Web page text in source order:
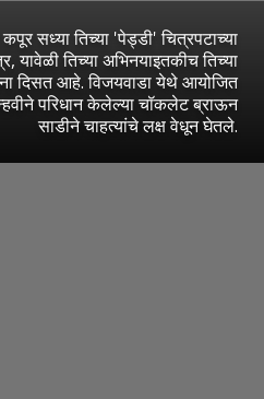
सध्या तिच्या 'पेड्डी' चित्रपटाच्या
यावेळी तिच्या अभिनयाइतकीच तिच्या
दिसत आहे. विजयवाडा येथे आयोजित
परिधान केलेल्या चॉकलेट ब्राऊन
साडीने चाहत्यांचे लक्ष वेधून घेतले.